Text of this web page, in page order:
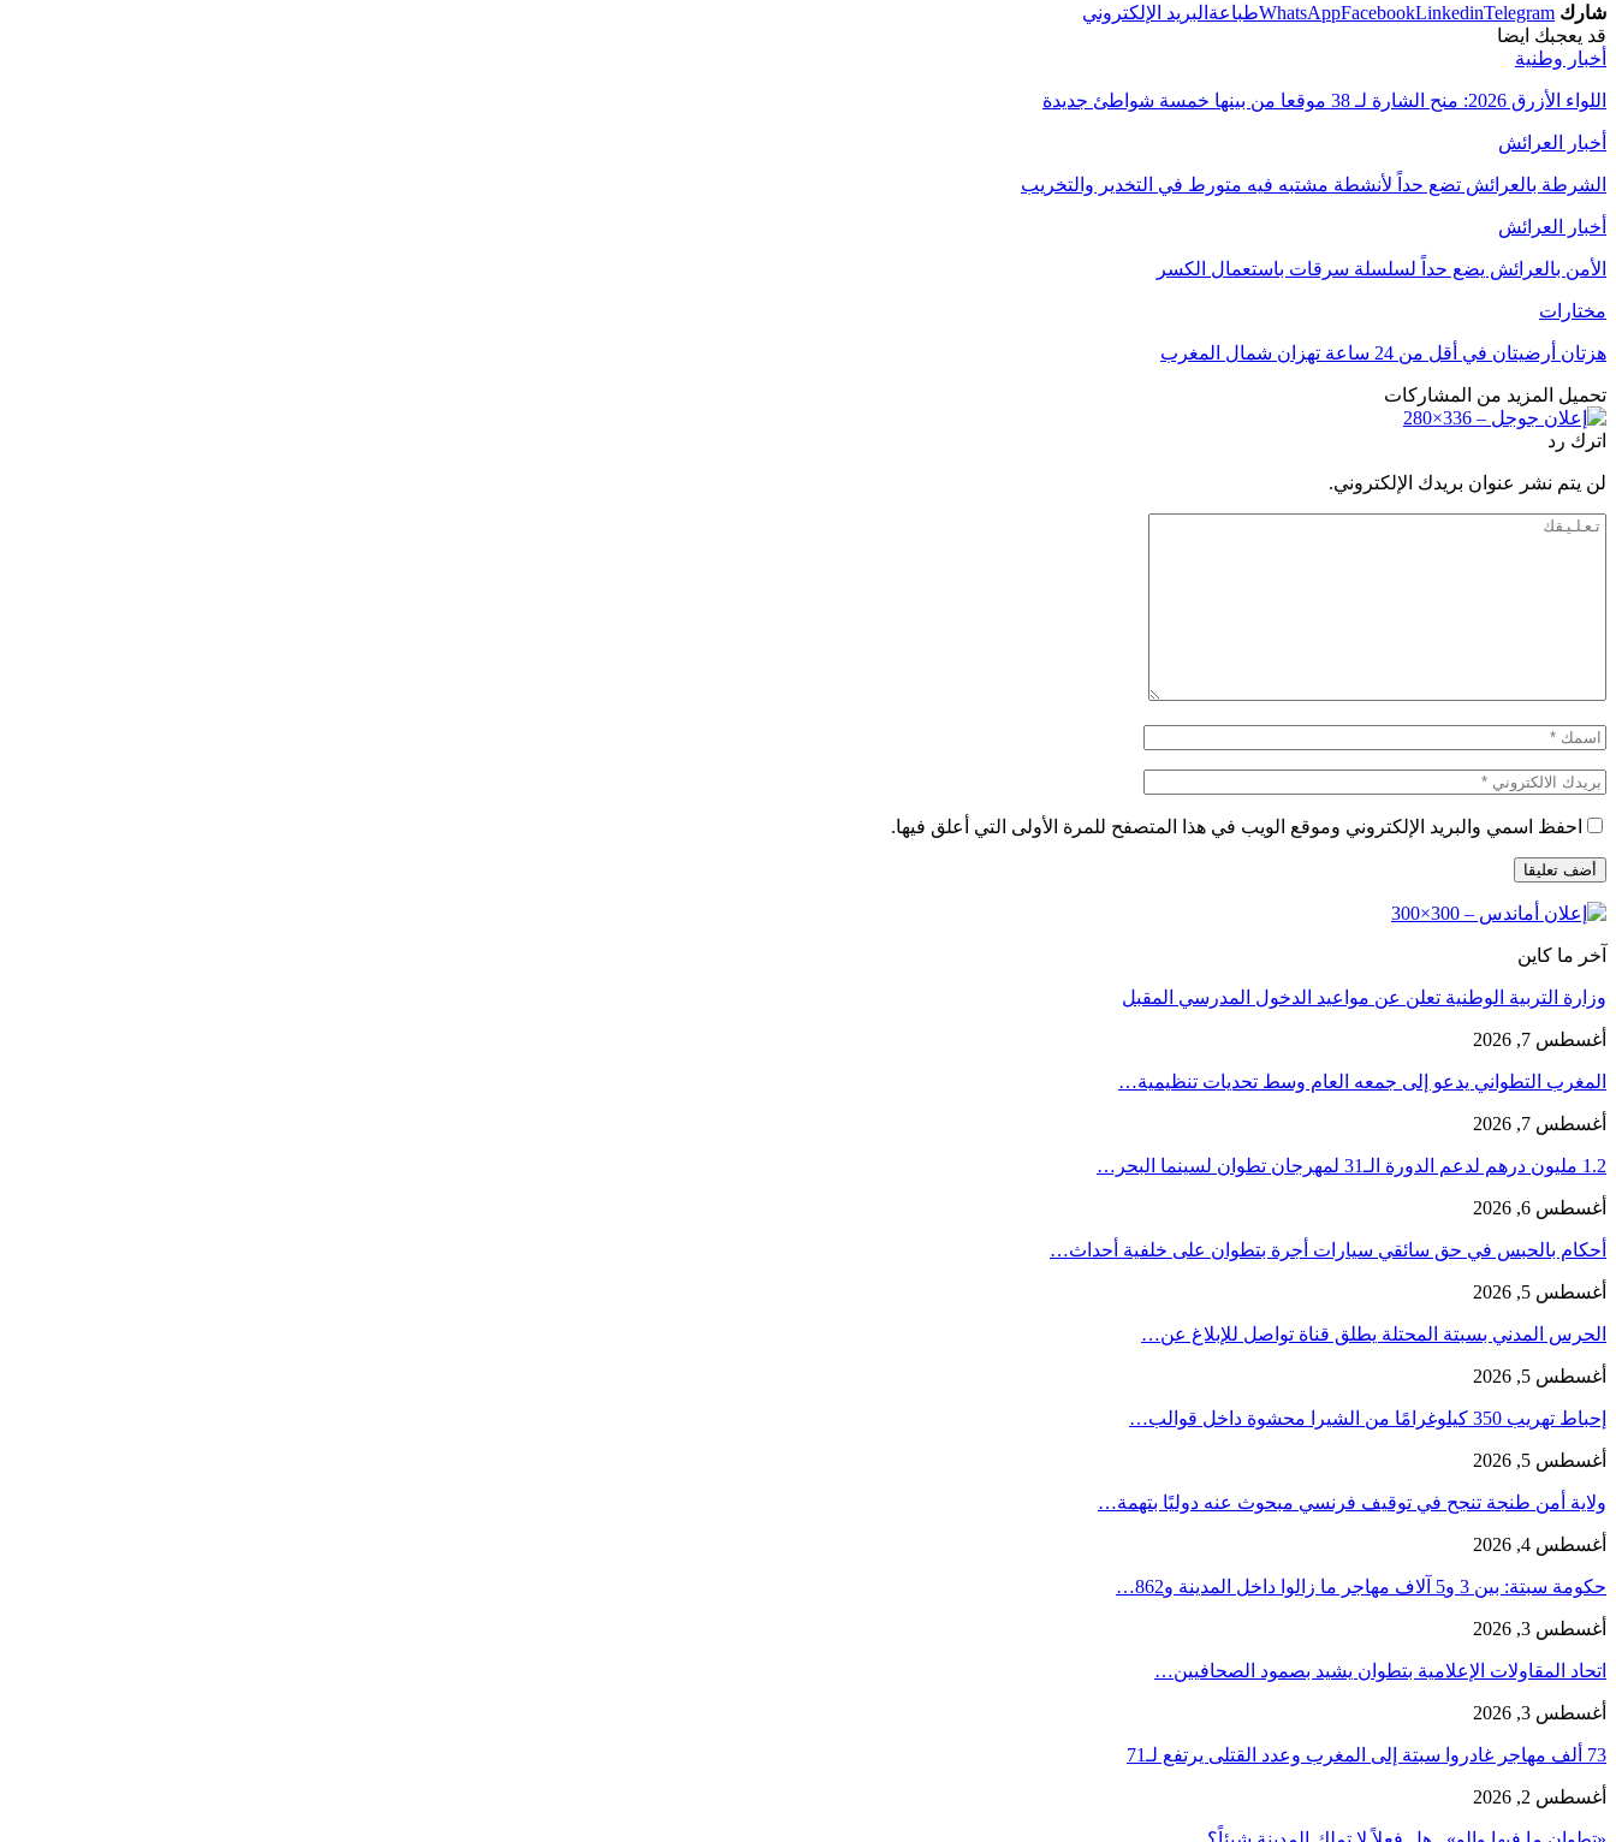
شارك WhatsAppFacebookLinkedinTelegram طباعة البريد الإلكتروني
قد يعجبك ايضا
أخبار وطنية
اللواء الأزرق 2026: منح الشارة لـ 38 موقعا من بينها خمسة شواطئ جديدة
أخبار العرائش
الشرطة بالعرائش تضع حداً لأنشطة مشتبه فيه متورط في التخدير والتخريب
أخبار العرائش
الأمن بالعرائش يضع حداً لسلسلة سرقات باستعمال الكسر
مختارات
هزتان أرضيتان في أقل من 24 ساعة تهزان شمال المغرب
تحميل المزيد من المشاركات
اترك رد
لن يتم نشر عنوان بريدك الإلكتروني.
احفظ اسمي والبريد الإلكتروني وموقع الويب في هذا المتصفح للمرة الأولى التي أعلق فيها.
آخر ما كاين
وزارة التربية الوطنية تعلن عن مواعيد الدخول المدرسي المقبل
أغسطس 7, 2026
المغرب التطواني يدعو إلى جمعه العام وسط تحديات تنظيمية…
أغسطس 7, 2026
1.2 مليون درهم لدعم الدورة الـ31 لمهرجان تطوان لسينما البحر…
أغسطس 6, 2026
أحكام بالحبس في حق سائقي سيارات أجرة بتطوان على خلفية أحداث…
أغسطس 5, 2026
الحرس المدني بسبتة المحتلة يطلق قناة تواصل للإبلاغ عن…
أغسطس 5, 2026
إحباط تهريب 350 كيلوغرامًا من الشيرا محشوة داخل قوالب…
أغسطس 5, 2026
ولاية أمن طنجة تنجح في توقيف فرنسي مبحوث عنه دوليًا بتهمة…
أغسطس 4, 2026
حكومة سبتة: بين 3 و5 آلاف مهاجر ما زالوا داخل المدينة و862…
أغسطس 3, 2026
اتحاد المقاولات الإعلامية بتطوان يشيد بصمود الصحافيين…
أغسطس 3, 2026
73 ألف مهاجر غادروا سبتة إلى المغرب وعدد القتلى يرتفع لـ71
أغسطس 2, 2026